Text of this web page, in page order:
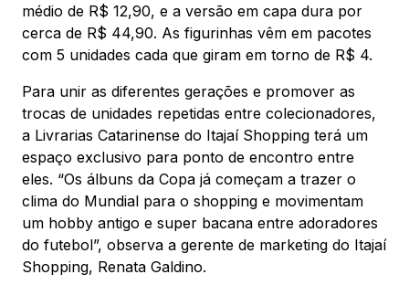
médio de R$ 12,90, e a versão em capa dura por
cerca de R$ 44,90. As figurinhas vêm em pacotes
com 5 unidades cada que giram em torno de R$ 4.
Para unir as diferentes gerações e promover as
trocas de unidades repetidas entre colecionadores,
a Livrarias Catarinense do Itajaí Shopping terá um
espaço exclusivo para ponto de encontro entre
eles. “Os álbuns da Copa já começam a trazer o
clima do Mundial para o shopping e movimentam
um hobby antigo e super bacana entre adoradores
do futebol”, observa a gerente de marketing do Itajaí
Shopping, Renata Galdino.